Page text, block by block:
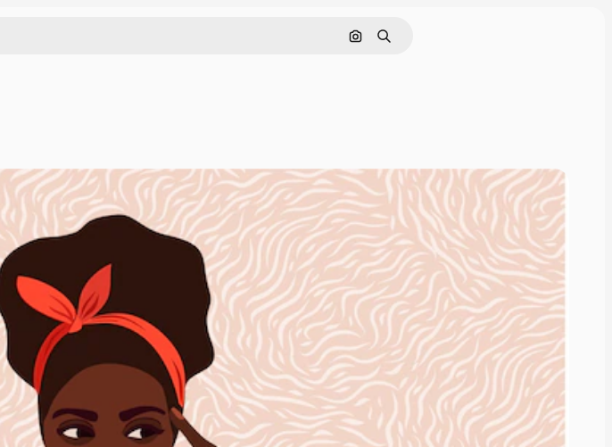
Cerca per immagine
Ricerca